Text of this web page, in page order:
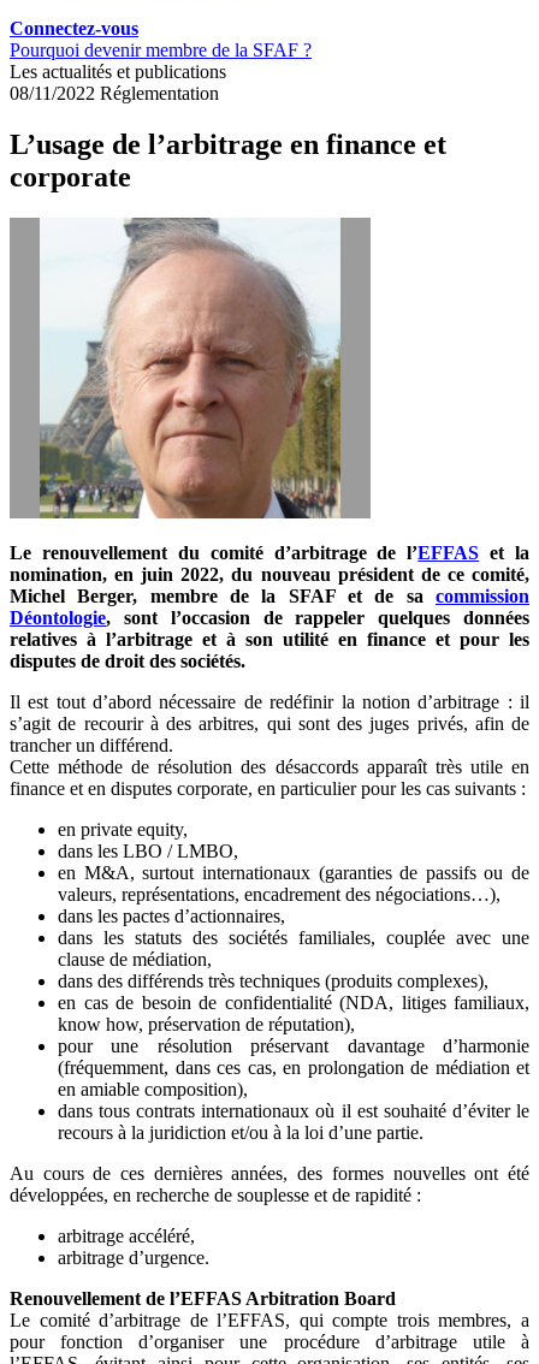
Connectez-vous
Pourquoi devenir membre de la SFAF ?
Les actualités et publications
08/11/2022 Réglementation
L’usage de l’arbitrage en finance et
corporate
Le renouvellement du comité d’arbitrage de l’EFFAS et la
nomination, en juin 2022, du nouveau président de ce comité,
Michel Berger, membre de la SFAF et de sa commission
Déontologie, sont l’occasion de rappeler quelques données
relatives à l’arbitrage et à son utilité en finance et pour les
disputes de droit des sociétés.
Il est tout d’abord nécessaire de redéfinir la notion d’arbitrage : il
s’agit de recourir à des arbitres, qui sont des juges privés, afin de
trancher un différend.
Cette méthode de résolution des désaccords apparaît très utile en
finance et en disputes corporate, en particulier pour les cas suivants :
en private equity,
dans les LBO / LMBO,
en M&A, surtout internationaux (garanties de passifs ou de
valeurs, représentations, encadrement des négociations…),
dans les pactes d’actionnaires,
dans les statuts des sociétés familiales, couplée avec une
clause de médiation,
dans des différends très techniques (produits complexes),
en cas de besoin de confidentialité (NDA, litiges familiaux,
know how, préservation de réputation),
pour une résolution préservant davantage d’harmonie
(fréquemment, dans ces cas, en prolongation de médiation et
en amiable composition),
dans tous contrats internationaux où il est souhaité d’éviter le
recours à la juridiction et/ou à la loi d’une partie.
Au cours de ces dernières années, des formes nouvelles ont été
développées, en recherche de souplesse et de rapidité :
arbitrage accéléré,
arbitrage d’urgence.
Renouvellement de l’EFFAS Arbitration Board
Le comité d’arbitrage de l’EFFAS, qui compte trois membres, a
pour fonction d’organiser une procédure d’arbitrage utile à